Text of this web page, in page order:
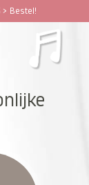
> Bestel!